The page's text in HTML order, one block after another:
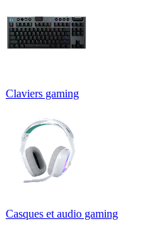
Claviers gaming
Casques et audio gaming